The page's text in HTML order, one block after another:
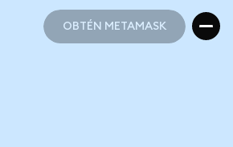
OBTÉN METAMASK